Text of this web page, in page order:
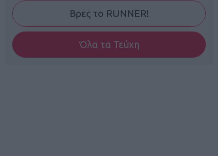
Βρες το RUNNER!
Όλα τα Τεύχη